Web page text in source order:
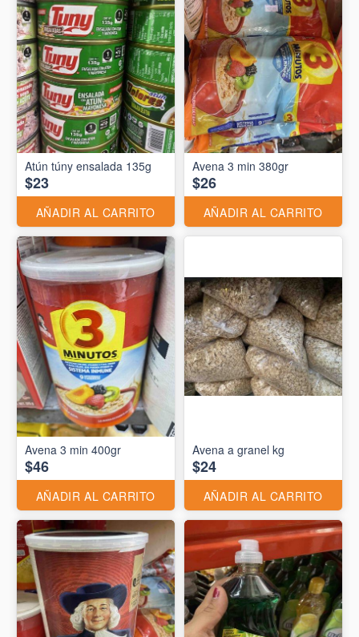
Atún túny ensalada 135g
$23
AÑADIR AL CARRITO
Avena 3 min 380gr
$26
AÑADIR AL CARRITO
Avena 3 min 400gr
$46
AÑADIR AL CARRITO
Avena a granel kg
$24
AÑADIR AL CARRITO